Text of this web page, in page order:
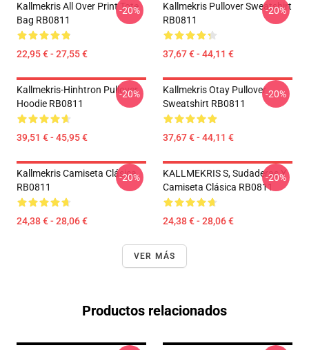
Kallmekris All Over Print Tote
Bag RB0811
22,95 € - 27,55 €
-20%
Kallmekris Pullover Sweatshirt
RB0811
37,67 € - 44,11 €
-20%
Kallmekris-Hinhtron Pullover
Hoodie RB0811
39,51 € - 45,95 €
-20%
Kallmekris Otay Pullover
Sweatshirt RB0811
37,67 € - 44,11 €
-20%
Kallmekris Camiseta Clásica
RB0811
24,38 € - 28,06 €
-20%
KALLMEKRIS S, Sudaderas Y
Camiseta Clásica RB0811
24,38 € - 28,06 €
-20%
VER MÁS
Productos relacionados